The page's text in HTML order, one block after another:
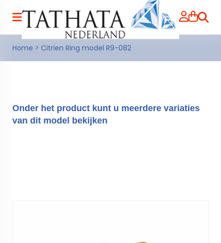
Home > Citrien Ring model R9-082
Onder het product kunt u meerdere variaties
van dit model bekijken